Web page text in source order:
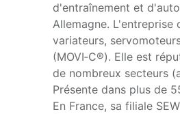
d'entraînement et
Allemagne.
variateurs,
(MOVI‑C®). Elle est
de nombreux secteurs
Présente dans plus de
En France, sa filiale